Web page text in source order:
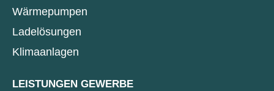
Wärmepumpen
Ladelösungen
Klimaanlagen
LEISTUNGEN GEWERBE